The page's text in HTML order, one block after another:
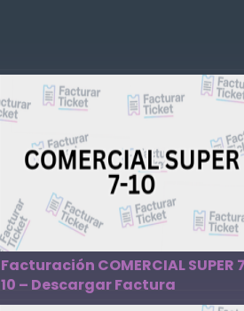
Facturación COMERCIAL SUPER
10 – Descargar Factura